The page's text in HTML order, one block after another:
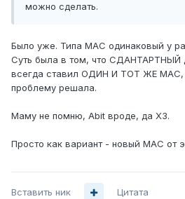
можно сделать.
Было уже. Типа MAC одинаковый у
Суть была в том, что СДАНТАРТНЫЙ
всегда ставил ОДИН И ТОТ ЖЕ MAC,
проблему решала.
Маму не помню, Abit вроде, да ХЗ.
Просто как вариант - новый MAC от
Вставить ник Цитата